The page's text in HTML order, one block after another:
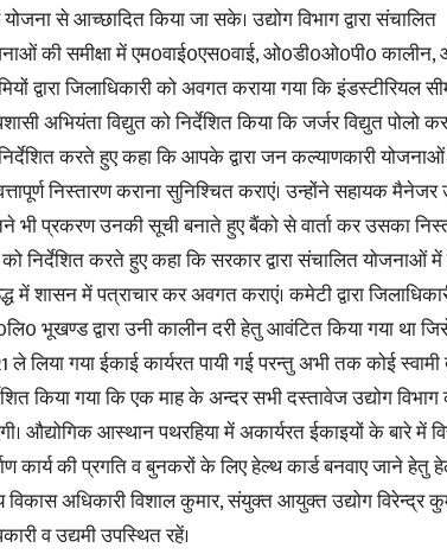
से आच्छादित किया जा सके। उद्योग विभाग द्वारा संचालित
की समीक्षा में एम0वाई0एस0वाई, ओ0डी0ओ0पी0
द्वारा जिलाधिकारी को अवगत कराया गया कि इंडस्टीरियल
अभियंता विद्युत को निर्देशित किया कि जर्जर विद्युत पोलो
करते हुए कहा कि आपके द्वारा जन कल्याणकारी
निस्तारण कराना सुनिश्चित कराएं। उन्होंने सहायक मैनेजर
भी प्रकरण उनकी सूची बनाते हुए बैंको से वार्ता कर उसका
निर्देशित करते हुए कहा कि सरकार द्वारा संचालित योजनाओं में
में शासन में पत्राचार कर अवगत कराएं। कमेटी द्वारा
भूखण्ड द्वारा उनी कालीन दरी हेतु आवंटित किया गया था
ले लिया गया ईकाई कार्यरत पायी गई परन्तु अभी तक कोई स्वामी
किया गया कि एक माह के अन्दर सभी दस्तावेज उद्योग
औद्योगिक आस्थान पथरहिया में अकार्यरत ईकाइयों के बारे
कार्य की प्रगति व बुनकरों के लिए हेल्थ कार्ड बनवाए जाने
विकास अधिकारी विशाल कुमार, संयुक्त आयुक्त उद्योग विरेन्द्र
व उद्यमी उपस्थित रहें।